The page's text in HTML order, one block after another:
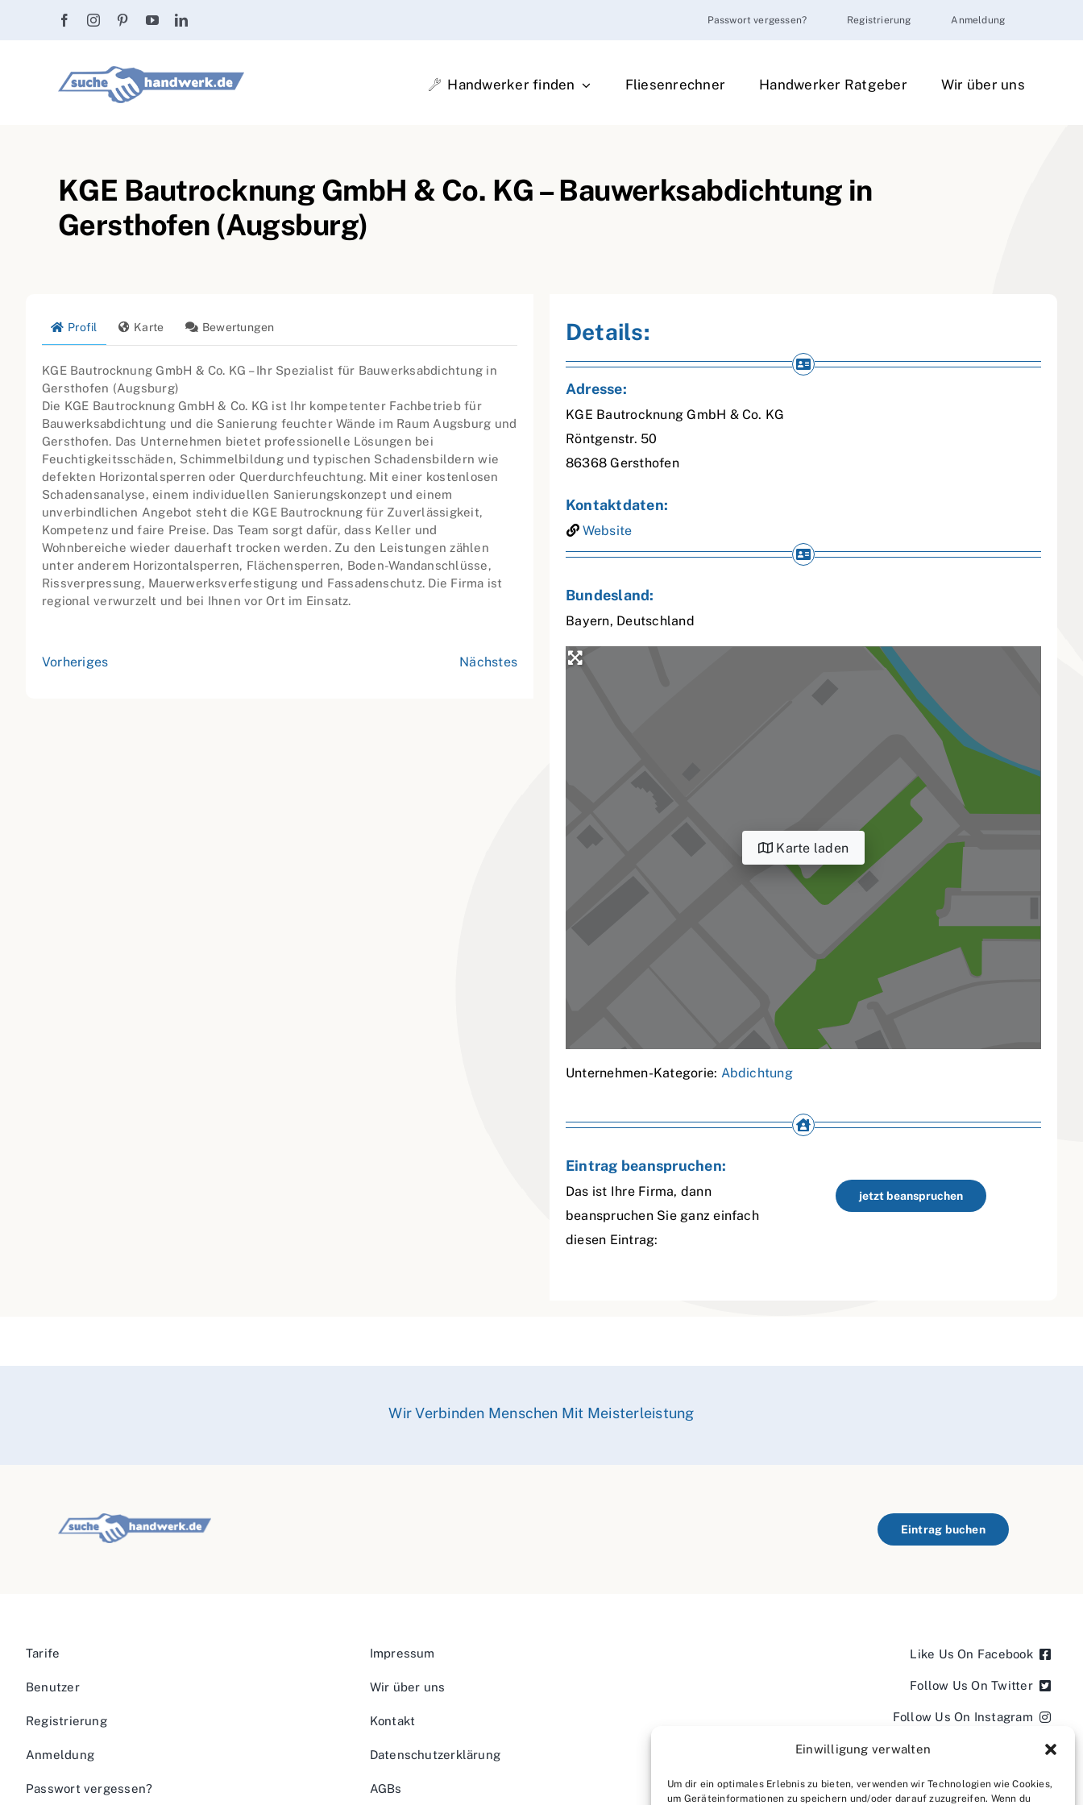
Einwilligung verwalten
Um dir ein optimales Erlebnis zu bieten, verwenden wir Technologien wie Cookies,
um Geräteinformationen zu speichern und/oder darauf zuzugreifen. Wenn du
Passwort vergessen? Registrierung Anmeldung
Handwerker finden Fliesenrechner Handwerker Ratgeber Wir über uns
KGE Bautrocknung GmbH & Co. KG – Bauwerksabdichtung in
Gersthofen (Augsburg)
Profil Karte Bewertungen
KGE Bautrocknung GmbH & Co. KG – Ihr Spezialist für Bauwerksabdichtung in
Gersthofen (Augsburg)
Die KGE Bautrocknung GmbH & Co. KG ist Ihr kompetenter Fachbetrieb für
Bauwerksabdichtung und die Sanierung feuchter Wände im Raum Augsburg und
Gersthofen. Das Unternehmen bietet professionelle Lösungen bei
Feuchtigkeitsschäden, Schimmelbildung und typischen Schadensbildern wie
defekten Horizontalsperren oder Querdurchfeuchtung. Mit einer kostenlosen
Schadensanalyse, einem individuellen Sanierungskonzept und einem
unverbindlichen Angebot steht die KGE Bautrocknung für Zuverlässigkeit,
Kompetenz und faire Preise. Das Team sorgt dafür, dass Keller und
Wohnbereiche wieder dauerhaft trocken werden. Zu den Leistungen zählen
unter anderem Horizontalsperren, Flächensperren, Boden-Wandanschlüsse,
Rissverpressung, Mauerwerksverfestigung und Fassadenschutz. Die Firma ist
regional verwurzelt und bei Ihnen vor Ort im Einsatz.
Vorheriges Nächstes
Details:
Adresse:
KGE Bautrocknung GmbH & Co. KG
Röntgenstr. 50
86368 Gersthofen
Kontaktdaten:
Website
Bundesland:
Bayern, Deutschland
Karte laden
Unternehmen-Kategorie: Abdichtung
Eintrag beanspruchen:
Das ist Ihre Firma, dann
beanspruchen Sie ganz einfach
diesen Eintrag:
jetzt beanspruchen
Wir Verbinden Menschen Mit Meisterleistung
Eintrag buchen
Tarife
Benutzer
Registrierung
Anmeldung
Passwort vergessen?
Impressum
Wir über uns
Kontakt
Datenschutzerklärung
AGBs
Like Us On Facebook
Follow Us On Twitter
Follow Us On Instagram
Follow Us On LinkedIn
Follow us on YouTube